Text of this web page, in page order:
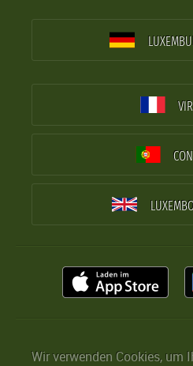
Wir verwenden Cookies, um